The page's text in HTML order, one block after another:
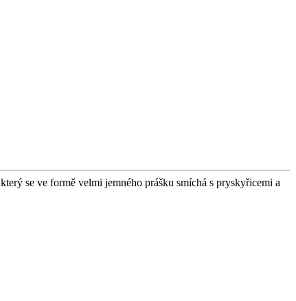
se ve formě velmi jemného prášku smíchá s pryskyřicemi a